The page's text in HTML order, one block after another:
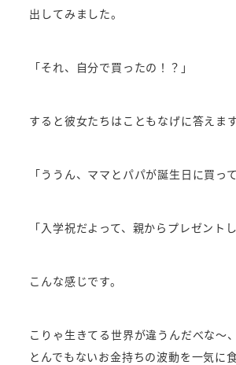
出してみました。
「それ、自分で買ったの！？」
すると彼女たちはこともなげに答えます
「ううん、ママとパパが誕生日に買っ
「入学祝だよって、親からプレゼント
こんな感じです。
こりゃ生きてる世界が違うんだべな～
とんでもないお金持ちの波動を一気に